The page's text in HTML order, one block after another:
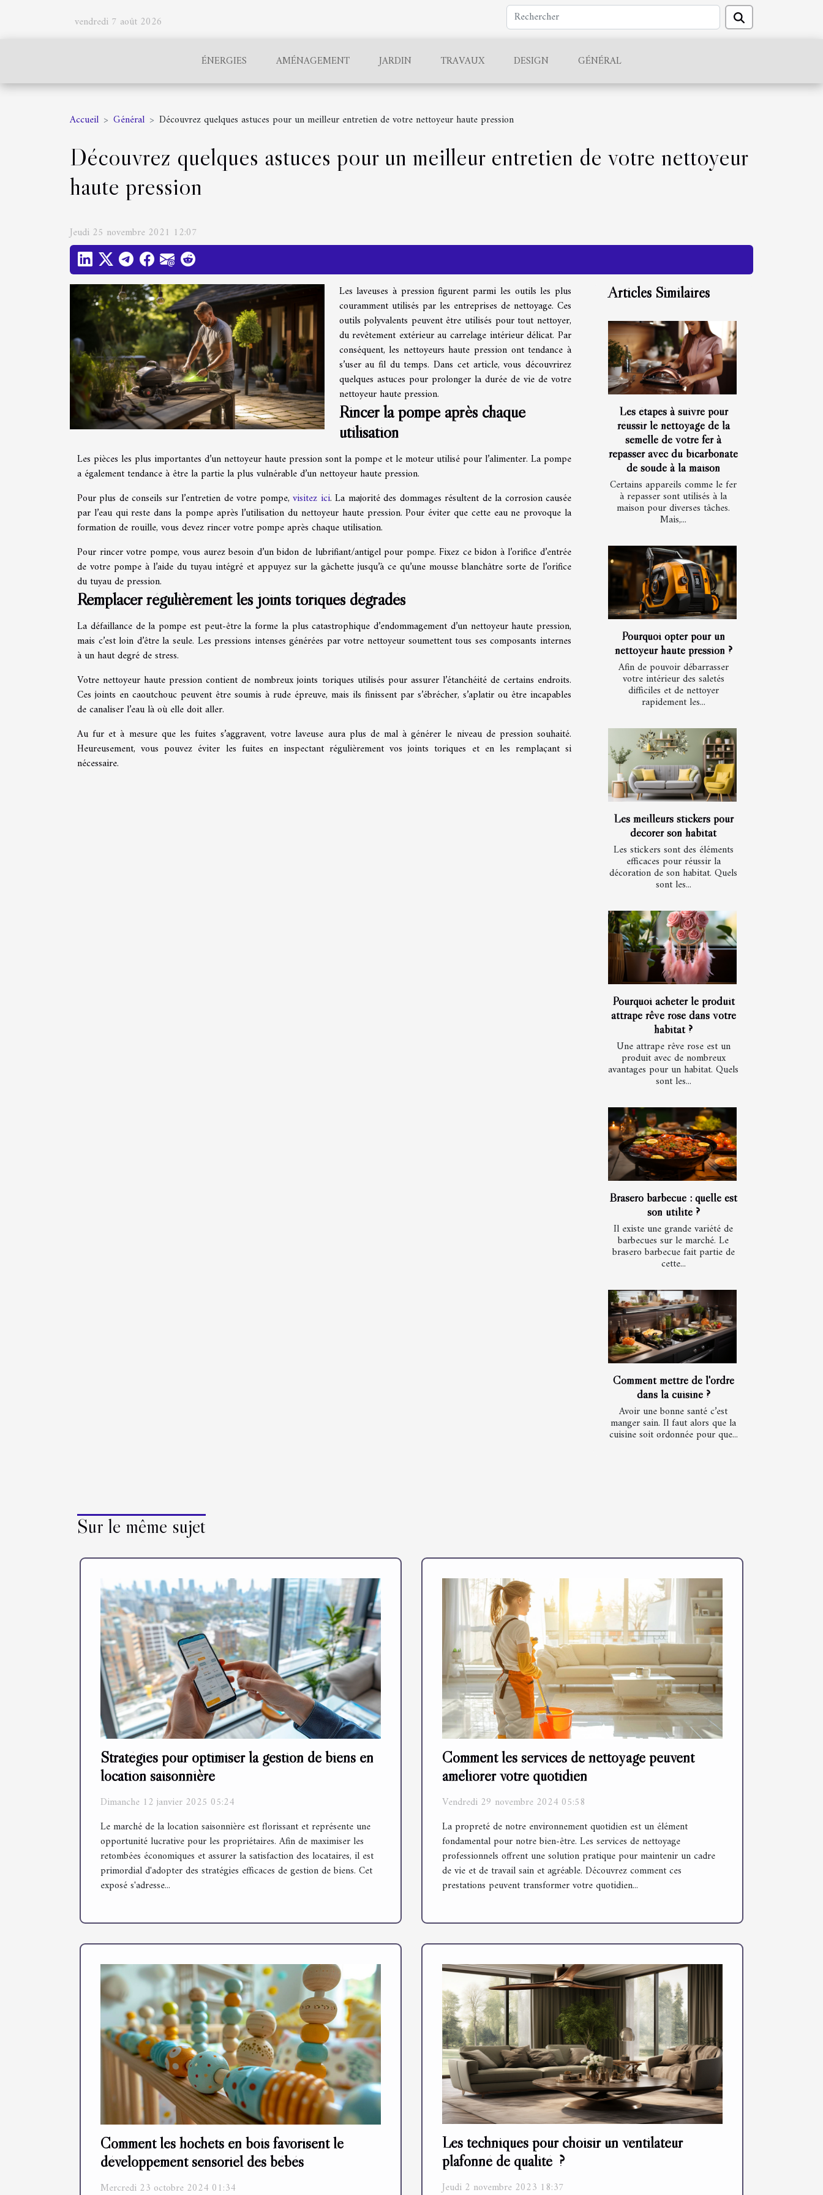
vendredi 7 août 2026
ÉNERGIES AMÉNAGEMENT JARDIN TRAVAUX DESIGN GÉNÉRAL
Accueil Général Découvrez quelques astuces pour un meilleur entretien de votre nettoyeur haute pression
Découvrez quelques astuces pour un meilleur entretien de votre nettoyeur
haute pression
Jeudi 25 novembre 2021 12:07
Les laveuses à pression figurent parmi les outils les plus
couramment utilisés par les entreprises de nettoyage. Ces
outils polyvalents peuvent être utilisés pour tout nettoyer,
du revêtement extérieur au carrelage intérieur délicat. Par
conséquent, les nettoyeurs haute pression ont tendance à
s’user au fil du temps. Dans cet article, vous découvrirez
quelques astuces pour prolonger la durée de vie de votre
nettoyeur haute pression.
Rincer la pompe après chaque
utilisation
Les pièces les plus importantes d’un nettoyeur haute pression sont la pompe et le moteur utilisé pour l’alimenter. La pompe
a également tendance à être la partie la plus vulnérable d’un nettoyeur haute pression.
Pour plus de conseils sur l’entretien de votre pompe,visitez ici. La majorité des dommages résultent de la corrosion causée
par l’eau qui reste dans la pompe après l’utilisation du nettoyeur haute pression. Pour éviter que cette eau ne provoque la
formation de rouille, vous devez rincer votre pompe après chaque utilisation.
Pour rincer votre pompe, vous aurez besoin d’un bidon de lubrifiant/antigel pour pompe. Fixez ce bidon à l’orifice d’entrée
de votre pompe à l’aide du tuyau intégré et appuyez sur la gâchette jusqu’à ce qu’une mousse blanchâtre sorte de l’orifice
du tuyau de pression.
Remplacer régulièrement les joints toriques dégradés
La défaillance de la pompe est peut-être la forme la plus catastrophique d’endommagement d’un nettoyeur haute pression,
mais c’est loin d’être la seule. Les pressions intenses générées par votre nettoyeur soumettent tous ses composants internes
à un haut degré de stress.
Votre nettoyeur haute pression contient de nombreux joints toriques utilisés pour assurer l’étanchéité de certains endroits.
Ces joints en caoutchouc peuvent être soumis à rude épreuve, mais ils finissent par s’ébrécher, s’aplatir ou être incapables
de canaliser l’eau là où elle doit aller.
Au fur et à mesure que les fuites s’aggravent, votre laveuse aura plus de mal à générer le niveau de pression souhaité.
Heureusement, vous pouvez éviter les fuites en inspectant régulièrement vos joints toriques et en les remplaçant si
nécessaire.
Articles Similaires
Les étapes à suivre pour
réussir le nettoyage de la
semelle de votre fer à
repasser avec du bicarbonate
de soude à la maison
Certains appareils comme le fer
à repasser sont utilisés à la
maison pour diverses tâches.
Mais,...
Pourquoi opter pour un
nettoyeur haute pression ?
Afin de pouvoir débarrasser
votre intérieur des saletés
difficiles et de nettoyer
rapidement les...
Les meilleurs stickers pour
décorer son habitat
Les stickers sont des éléments
efficaces pour réussir la
décoration de son habitat. Quels
sont les...
Pourquoi acheter le produit
attrape rêve rose dans votre
habitat ?
Une attrape rêve rose est un
produit avec de nombreux
avantages pour un habitat. Quels
sont les...
Brasero barbecue : quelle est
son utilité ?
Il existe une grande variété de
barbecues sur le marché. Le
brasero barbecue fait partie de
cette...
Comment mettre de l'ordre
dans la cuisine ?
Avoir une bonne santé c’est
manger sain. Il faut alors que la
cuisine soit ordonnée pour que...
Sur le même sujet
Stratégies pour optimiser la gestion de biens en
location saisonnière
Dimanche 12 janvier 2025 05:24
Le marché de la location saisonnière est florissant et représente une
opportunité lucrative pour les propriétaires. Afin de maximiser les
retombées économiques et assurer la satisfaction des locataires, il est
primordial d'adopter des stratégies efficaces de gestion de biens. Cet
exposé s'adresse...
Comment les services de nettoyage peuvent
améliorer votre quotidien
Vendredi 29 novembre 2024 05:58
La propreté de notre environnement quotidien est un élément
fondamental pour notre bien-être. Les services de nettoyage
professionnels offrent une solution pratique pour maintenir un cadre
de vie et de travail sain et agréable. Découvrez comment ces
prestations peuvent transformer votre quotidien...
Comment les hochets en bois favorisent le
développement sensoriel des bébés
Mercredi 23 octobre 2024 01:34
Les techniques pour choisir un ventilateur
plafonné de qualité ?
Jeudi 2 novembre 2023 18:37